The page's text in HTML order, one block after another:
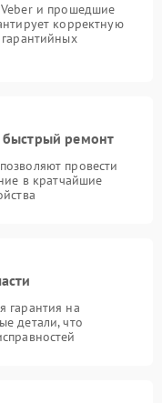
и прошедшие
корректную
быстрый ремонт
провести
в кратчайшие
гарантия на
детали, что